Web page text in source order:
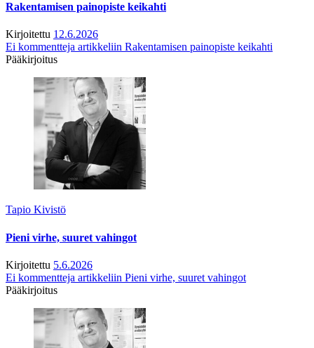
Rakentamisen painopiste keikahti
Kirjoitettu 12.6.2026
Ei kommentteja artikkeliin Rakentamisen painopiste keikahti
Pääkirjoitus
Tapio Kivistö
Pieni virhe, suuret vahingot
Kirjoitettu 5.6.2026
Ei kommentteja artikkeliin Pieni virhe, suuret vahingot
Pääkirjoitus